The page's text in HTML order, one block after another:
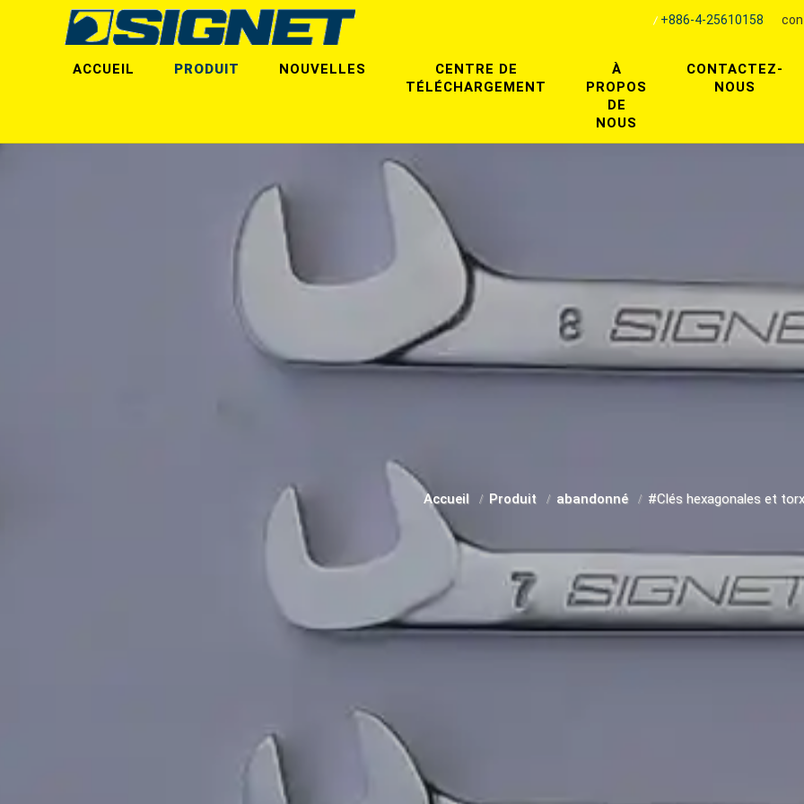
+886-4-25610158
ACCUEIL NOUVELLES
PRODUIT
CENTRE DE
TÉLÉCHARGEMENT
À
PROPOS
DE
NOUS
CONTACTEZ-
NOUS
Accueil Produit abandonné #Clés hexagonales et torx